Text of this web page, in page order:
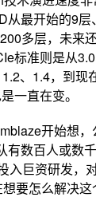
最开始的9层
多层，未来
标准则是从
、1.4，到现
一直在变。
开始想
有数百人或数
入巨资研发，
要怎么解决这